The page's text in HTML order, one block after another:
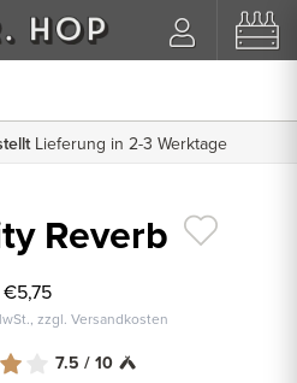
Lieferung in 2-3 Werktage
Reverb
€5,75
zzgl. Versandkosten
7.5 / 10